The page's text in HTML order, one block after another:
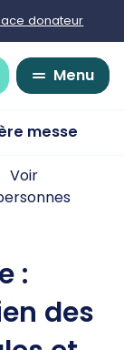
donateur
Recherche
Menu
messe
Voir
:
des